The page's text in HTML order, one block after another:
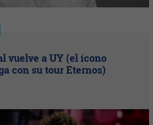
vuelve a UY (el ícono
con su tour Eternos)